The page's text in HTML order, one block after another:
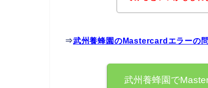
⇒武州養蜂園のMastercardエラーの
武州養蜂園で